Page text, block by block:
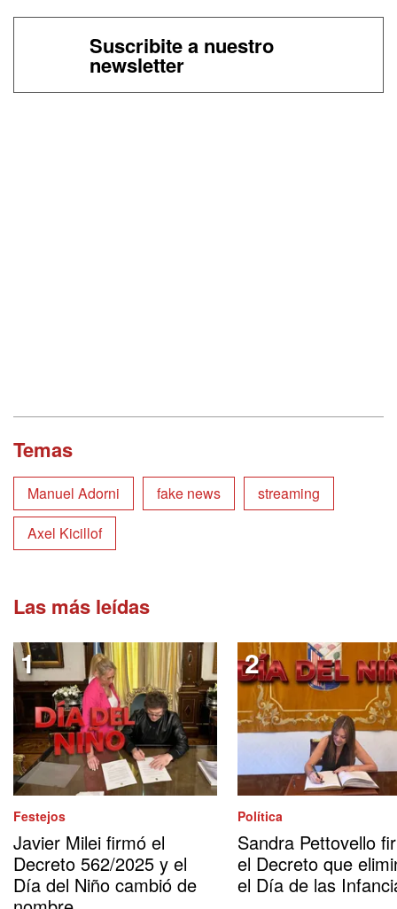
Suscribite a nuestro
newsletter
Temas
Manuel Adorni fake news
streaming
Axel Kicillof
Las más leídas
Festejos
Javier Milei firmó el
Decreto 562/2025 y el
Día del Niño cambió de
Política
Sandra Pettovello
el Decreto que
el Día de las